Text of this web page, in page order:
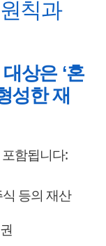
칙과
상은 ‘혼
성한 재
함됩니다:
등의 재산